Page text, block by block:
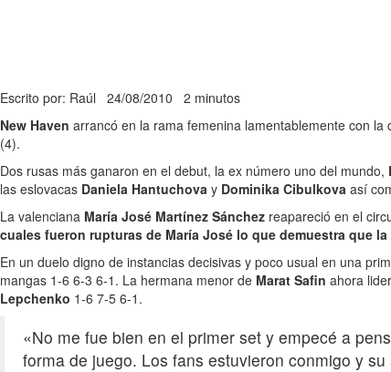
Escrito por: Raúl 24/08/2010 2 minutos
New Haven arrancó en la rama femenina lamentablemente con la
(4).
Dos rusas más ganaron en el debut, la ex número uno del mundo,
las eslovacas Daniela Hantuchova y Dominika Cibulkova así
La valenciana María José Martínez Sánchez reapareció en el
cuales fueron rupturas de María José lo que demuestra que
En un duelo digno de instancias decisivas y poco usual en una
mangas 1-6 6-3 6-1. La hermana menor de Marat Safin ahora
Lepchenko 1-6 7-5 6-1.
«No me fue bien en el primer set y empecé a
forma de juego. Los fans estuvieron conmigo y